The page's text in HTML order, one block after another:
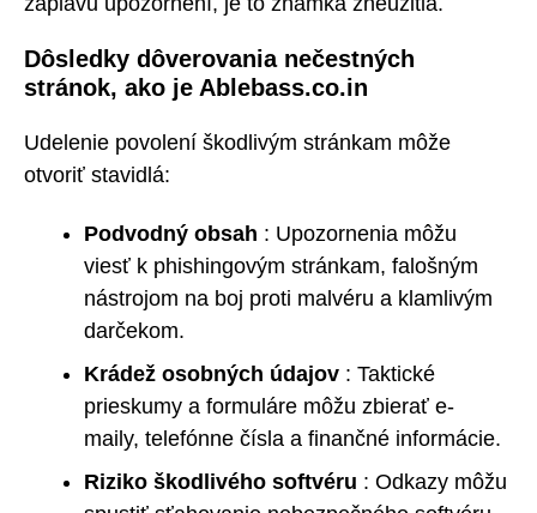
Dôsledky dôverovania nečestných
stránok, ako je Ablebass.co.in
Udelenie povolení škodlivým stránkam môže
otvoriť stavidlá:
Podvodný obsah : Upozornenia môžu
viesť k phishingovým stránkam, falošným
nástrojom na boj proti malvéru a klamlivým
darčekom.
Krádež osobných údajov : Taktické
prieskumy a formuláre môžu zbierať e-
maily, telefónne čísla a finančné informácie.
Riziko škodlivého softvéru : Odkazy môžu